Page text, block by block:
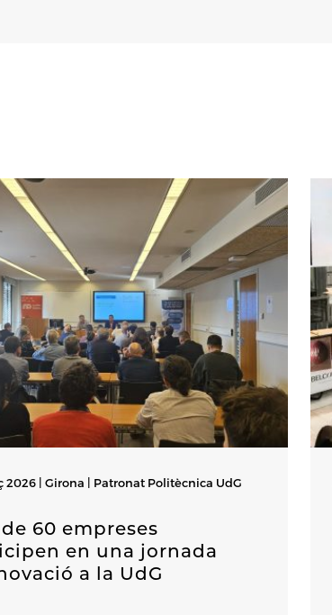
2026 | Girona | Patronat Politècnica UdG
de 60 empreses
en una jornada
a la UdG